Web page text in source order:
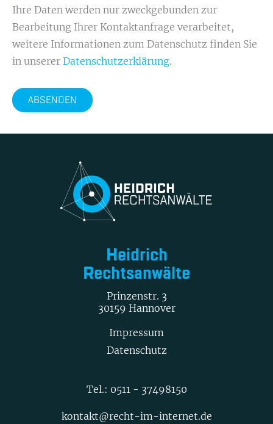
Ihre Daten werden nur zweckgebunden zur
Bearbeitung Ihrer Kontaktanfrage verarbeitet,
weitere Informationen zum Datenschutz finden Sie
in unserer Datenschutzerklärung.
ABSENDEN
Heidrich
Rechtsanwälte
Prinzenstr. 3
30159 Hannover
Impressum
Datenschutz
Tel.: 0511 - 37498150
kontakt@recht-im-internet.de